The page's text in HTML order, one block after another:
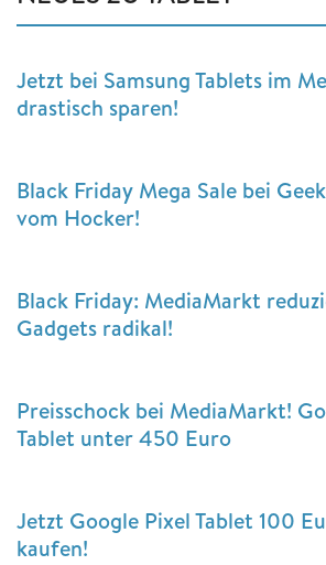
Jetzt bei Samsung Tablets im
drastisch sparen!
Black Friday Mega Sale bei
vom Hocker!
Black Friday: MediaMarkt
Gadgets radikal!
Preisschock bei MediaMarkt!
Tablet unter 450 Euro
Jetzt Google Pixel Tablet 100
kaufen!